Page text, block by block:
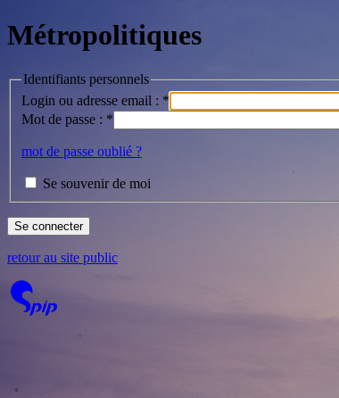
Métropolitiques
Identifiants personnels
Login ou adresse email : *
Mot de passe : *
mot de passe oublié ?
Se souvenir de moi
retour au site public